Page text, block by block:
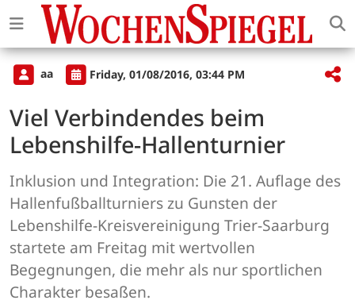
aa Friday, 01/08/2016, 03:44 PM
Viel Verbindendes beim
Lebenshilfe-Hallenturnier
Inklusion und Integration: Die 21. Auflage des
Hallenfußballturniers zu Gunsten der
Lebenshilfe-Kreisvereinigung Trier-Saarburg
startete am Freitag mit wertvollen
Begegnungen, die mehr als nur sportlichen
Charakter besaßen.